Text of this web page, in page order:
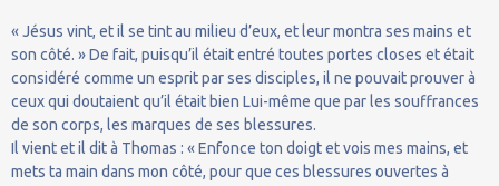
« Jésus vint, et il se tint au milieu d’eux, et leur montra ses mains et
son côté. » De fait, puisqu’il était entré toutes portes closes et était
considéré comme un esprit par ses disciples, il ne pouvait prouver à
ceux qui doutaient qu’il était bien Lui-même que par les souffrances
de son corps, les marques de ses blessures.
Il vient et il dit à Thomas : « Enfonce ton doigt et vois mes mains, et
mets ta main dans mon côté, pour que ces blessures ouvertes à